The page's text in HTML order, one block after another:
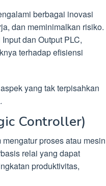
berbagai inovasi
dan meminimalkan risiko.
dan Output PLC,
terhadap efisiensi
yang tak terpisahkan
Controller)
proses atau mesin
relai yang dapat
produktivitas,